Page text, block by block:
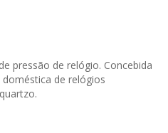
pressão de relógio. Concebida
de relógios